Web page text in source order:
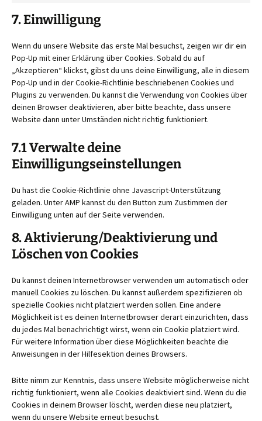
7. Einwilligung
Wenn du unsere Website das erste Mal besuchst, zeigen wir dir ein
Pop-Up mit einer Erklärung über Cookies. Sobald du auf
„Akzeptieren“ klickst, gibst du uns deine Einwilligung, alle in diesem
Pop-Up und in der Cookie-Richtlinie beschriebenen Cookies und
Plugins zu verwenden. Du kannst die Verwendung von Cookies über
deinen Browser deaktivieren, aber bitte beachte, dass unsere
Website dann unter Umständen nicht richtig funktioniert.
7.1 Verwalte deine
Einwilligungseinstellungen
Du hast die Cookie-Richtlinie ohne Javascript-Unterstützung
geladen. Unter AMP kannst du den Button zum Zustimmen der
Einwilligung unten auf der Seite verwenden.
8. Aktivierung/Deaktivierung und
Löschen von Cookies
Du kannst deinen Internetbrowser verwenden um automatisch oder
manuell Cookies zu löschen. Du kannst außerdem spezifizieren ob
spezielle Cookies nicht platziert werden sollen. Eine andere
Möglichkeit ist es deinen Internetbrowser derart einzurichten, dass
du jedes Mal benachrichtigt wirst, wenn ein Cookie platziert wird.
Für weitere Information über diese Möglichkeiten beachte die
Anweisungen in der Hilfesektion deines Browsers.
Bitte nimm zur Kenntnis, dass unsere Website möglicherweise nicht
richtig funktioniert, wenn alle Cookies deaktiviert sind. Wenn du die
Cookies in deinem Browser löscht, werden diese neu platziert,
wenn du unsere Website erneut besuchst.